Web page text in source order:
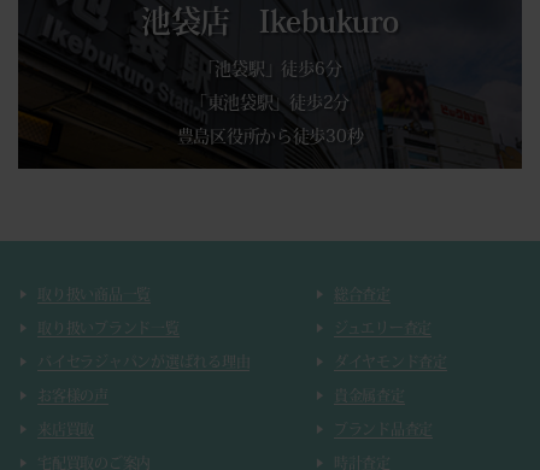
池袋店 Ikebukuro
「池袋駅」徒歩6分
「東池袋駅」徒歩2分
豊島区役所から徒歩30秒
取り扱い商品一覧
取り扱いブランド一覧
バイセラジャパンが選ばれる理由
お客様の声
来店買取
宅配買取のご案内
総合査定
ジュエリー査定
ダイヤモンド査定
貴金属査定
ブランド品査定
時計査定